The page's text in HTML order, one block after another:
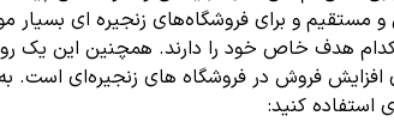
و برای فروشگاه‌های زنجیره ای بسیار
هدف خاص خود را دارند. همچنین این یک
فروش در فروشگاه‌ های زنجیره‌ای است.
استفاده کنید: